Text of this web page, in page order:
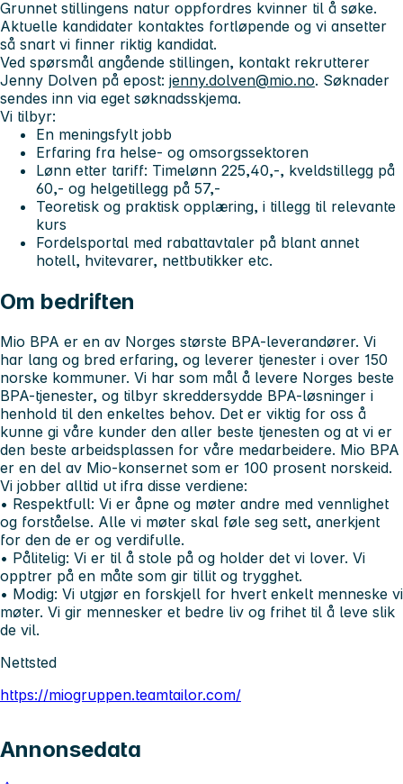
Grunnet stillingens natur oppfordres kvinner til å søke.
Aktuelle kandidater kontaktes fortløpende og vi ansetter
så snart vi finner riktig kandidat.
Ved spørsmål angående stillingen, kontakt rekrutterer
Jenny Dolven på epost: jenny.dolven@mio.no. Søknader
sendes inn via eget søknadsskjema.
Vi tilbyr:
En meningsfylt jobb
Erfaring fra helse- og omsorgssektoren
Lønn etter tariff: Timelønn 225,40,-, kveldstillegg på
60,- og helgetillegg på 57,-
Teoretisk og praktisk opplæring, i tillegg til relevante
kurs
Fordelsportal med rabattavtaler på blant annet
hotell, hvitevarer, nettbutikker etc.
Om bedriften
Mio BPA er en av Norges største BPA-leverandører. Vi
har lang og bred erfaring, og leverer tjenester i over 150
norske kommuner. Vi har som mål å levere Norges beste
BPA-tjenester, og tilbyr skreddersydde BPA-løsninger i
henhold til den enkeltes behov. Det er viktig for oss å
kunne gi våre kunder den aller beste tjenesten og at vi er
den beste arbeidsplassen for våre medarbeidere. Mio BPA
er en del av Mio-konsernet som er 100 prosent norskeid.
Vi jobber alltid ut ifra disse verdiene:
• Respektfull: Vi er åpne og møter andre med vennlighet
og forståelse. Alle vi møter skal føle seg sett, anerkjent
for den de er og verdifulle.
• Pålitelig: Vi er til å stole på og holder det vi lover. Vi
opptrer på en måte som gir tillit og trygghet.
• Modig: Vi utgjør en forskjell for hvert enkelt menneske vi
møter. Vi gir mennesker et bedre liv og frihet til å leve slik
de vil.
Nettsted
https://miogruppen.teamtailor.com/
Annonsedata